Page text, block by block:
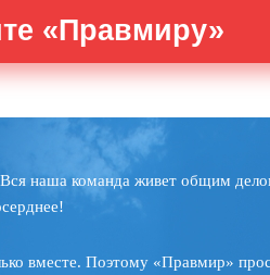
«Правмиру»
наша команда живет общим
вместе. Поэтому «Правмир»